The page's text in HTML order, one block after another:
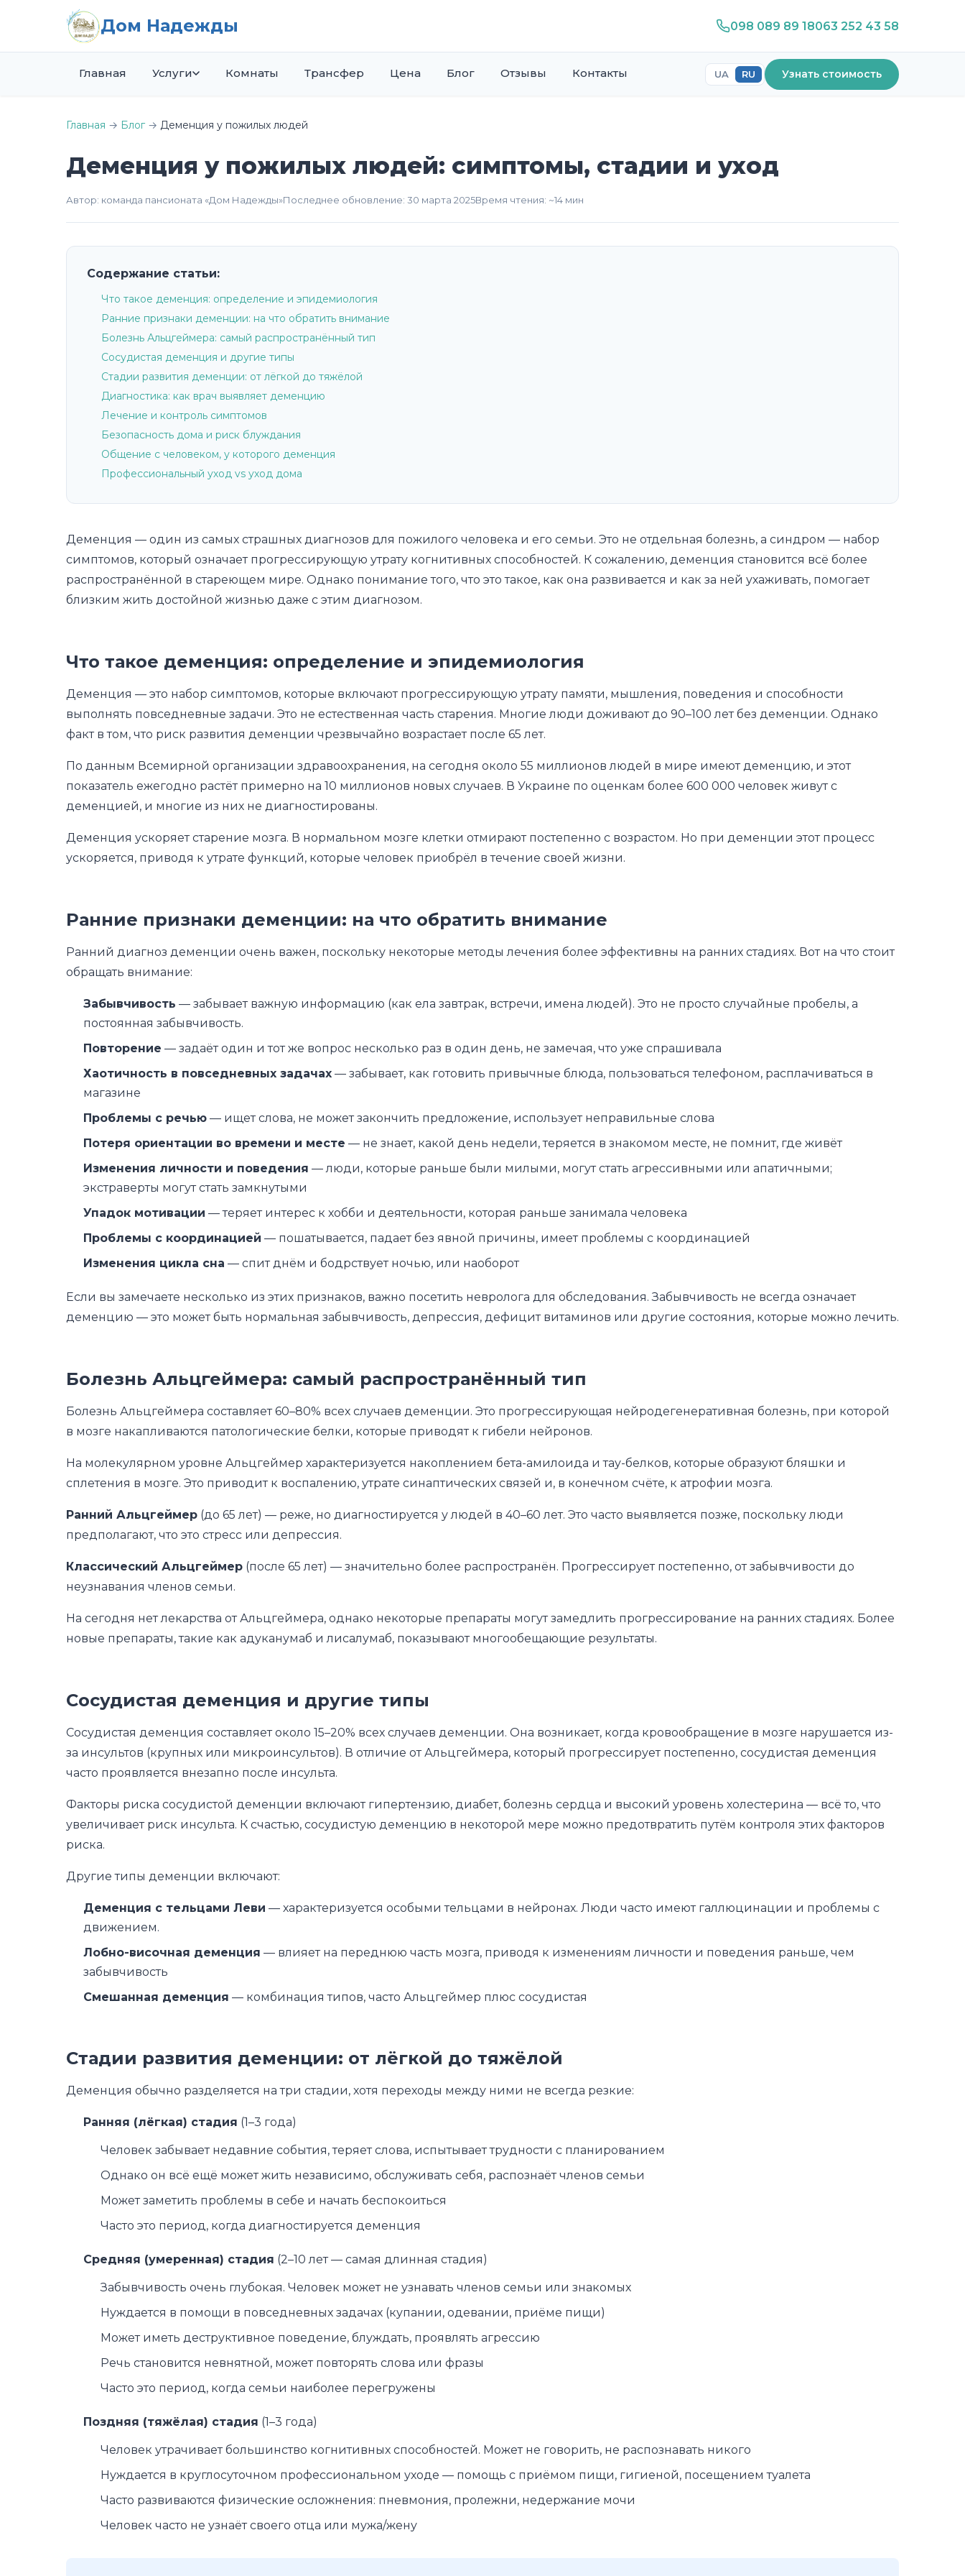
Дом Надежды 098 089 89 18063 252 43 58
Главная Услуги Комнаты Трансфер Цена Блог Отзывы Контакты UA RU Узнать стоимость
Главная → Блог→ Деменция у пожилых людей
Деменция у пожилых людей: симптомы, стадии и уход
Автор: команда пансионата «Дом Надежды»Последнее обновление: 30 марта 2025Время чтения: ~14 мин
Содержание статьи:
Что такое деменция: определение и эпидемиология
Ранние признаки деменции: на что обратить внимание
Болезнь Альцгеймера: самый распространённый тип
Сосудистая деменция и другие типы
Стадии развития деменции: от лёгкой до тяжёлой
Диагностика: как врач выявляет деменцию
Лечение и контроль симптомов
Безопасность дома и риск блуждания
Общение с человеком, у которого деменция
Профессиональный уход vs уход дома
Деменция — один из самых страшных диагнозов для пожилого человека и его семьи. Это не отдельная болезнь, а синдром — набор
симптомов, который означает прогрессирующую утрату когнитивных способностей. К сожалению, деменция становится всё более
распространённой в стареющем мире. Однако понимание того, что это такое, как она развивается и как за ней ухаживать, помогает
близким жить достойной жизнью даже с этим диагнозом.
Что такое деменция: определение и эпидемиология
Деменция — это набор симптомов, которые включают прогрессирующую утрату памяти, мышления, поведения и способности
выполнять повседневные задачи. Это не естественная часть старения. Многие люди доживают до 90–100 лет без деменции. Однако
факт в том, что риск развития деменции чрезвычайно возрастает после 65 лет.
По данным Всемирной организации здравоохранения, на сегодня около 55 миллионов людей в мире имеют деменцию, и этот
показатель ежегодно растёт примерно на 10 миллионов новых случаев. В Украине по оценкам более 600 000 человек живут с
деменцией, и многие из них не диагностированы.
Деменция ускоряет старение мозга. В нормальном мозге клетки отмирают постепенно с возрастом. Но при деменции этот процесс
ускоряется, приводя к утрате функций, которые человек приобрёл в течение своей жизни.
Ранние признаки деменции: на что обратить внимание
Ранний диагноз деменции очень важен, поскольку некоторые методы лечения более эффективны на ранних стадиях. Вот на что стоит
обращать внимание:
Забывчивость — забывает важную информацию (как ела завтрак, встречи, имена людей). Это не просто случайные пробелы, а
постоянная забывчивость.
Повторение — задаёт один и тот же вопрос несколько раз в один день, не замечая, что уже спрашивала
Хаотичность в повседневных задачах — забывает, как готовить привычные блюда, пользоваться телефоном, расплачиваться в
магазине
Проблемы с речью — ищет слова, не может закончить предложение, использует неправильные слова
Потеря ориентации во времени и месте — не знает, какой день недели, теряется в знакомом месте, не помнит, где живёт
Изменения личности и поведения — люди, которые раньше были милыми, могут стать агрессивными или апатичными;
экстраверты могут стать замкнутыми
Упадок мотивации — теряет интерес к хобби и деятельности, которая раньше занимала человека
Проблемы с координацией — пошатывается, падает без явной причины, имеет проблемы с координацией
Изменения цикла сна — спит днём и бодрствует ночью, или наоборот
Если вы замечаете несколько из этих признаков, важно посетить невролога для обследования. Забывчивость не всегда означает
деменцию — это может быть нормальная забывчивость, депрессия, дефицит витаминов или другие состояния, которые можно лечить.
Болезнь Альцгеймера: самый распространённый тип
Болезнь Альцгеймера составляет 60–80% всех случаев деменции. Это прогрессирующая нейродегенеративная болезнь, при которой
в мозге накапливаются патологические белки, которые приводят к гибели нейронов.
На молекулярном уровне Альцгеймер характеризуется накоплением бета-амилоида и тау-белков, которые образуют бляшки и
сплетения в мозге. Это приводит к воспалению, утрате синаптических связей и, в конечном счёте, к атрофии мозга.
Ранний Альцгеймер (до 65 лет) — реже, но диагностируется у людей в 40–60 лет. Это часто выявляется позже, поскольку люди
предполагают, что это стресс или депрессия.
Классический Альцгеймер (после 65 лет) — значительно более распространён. Прогрессирует постепенно, от забывчивости до
неузнавания членов семьи.
На сегодня нет лекарства от Альцгеймера, однако некоторые препараты могут замедлить прогрессирование на ранних стадиях. Более
новые препараты, такие как адуканумаб и лисалумаб, показывают многообещающие результаты.
Сосудистая деменция и другие типы
Сосудистая деменция составляет около 15–20% всех случаев деменции. Она возникает, когда кровообращение в мозге нарушается из-
за инсультов (крупных или микроинсультов). В отличие от Альцгеймера, который прогрессирует постепенно, сосудистая деменция
часто проявляется внезапно после инсульта.
Факторы риска сосудистой деменции включают гипертензию, диабет, болезнь сердца и высокий уровень холестерина — всё то, что
увеличивает риск инсульта. К счастью, сосудистую деменцию в некоторой мере можно предотвратить путём контроля этих факторов
риска.
Другие типы деменции включают:
Деменция с тельцами Леви — характеризуется особыми тельцами в нейронах. Люди часто имеют галлюцинации и проблемы с
движением.
Лобно-височная деменция — влияет на переднюю часть мозга, приводя к изменениям личности и поведения раньше, чем
забывчивость
Смешанная деменция — комбинация типов, часто Альцгеймер плюс сосудистая
Стадии развития деменции: от лёгкой до тяжёлой
Деменция обычно разделяется на три стадии, хотя переходы между ними не всегда резкие:
Ранняя (лёгкая) стадия (1–3 года)
Человек забывает недавние события, теряет слова, испытывает трудности с планированием
Однако он всё ещё может жить независимо, обслуживать себя, распознаёт членов семьи
Может заметить проблемы в себе и начать беспокоиться
Часто это период, когда диагностируется деменция
Средняя (умеренная) стадия (2–10 лет — самая длинная стадия)
Забывчивость очень глубокая. Человек может не узнавать членов семьи или знакомых
Нуждается в помощи в повседневных задачах (купании, одевании, приёме пищи)
Может иметь деструктивное поведение, блуждать, проявлять агрессию
Речь становится невнятной, может повторять слова или фразы
Часто это период, когда семьи наиболее перегружены
Поздняя (тяжёлая) стадия (1–3 года)
Человек утрачивает большинство когнитивных способностей. Может не говорить, не распознавать никого
Нуждается в круглосуточном профессиональном уходе — помощь с приёмом пищи, гигиеной, посещением туалета
Часто развиваются физические осложнения: пневмония, пролежни, недержание мочи
Человек часто не узнаёт своего отца или мужа/жену